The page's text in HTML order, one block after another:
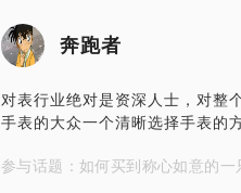
奔跑者
对表行业绝对是资深人士，对整
手表的大众一个清晰选择手表的
参与话题：如何买到称心如意的一